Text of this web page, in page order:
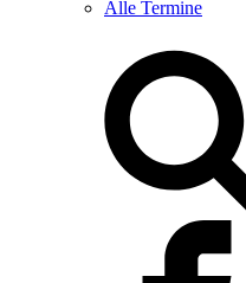
Alle Termine